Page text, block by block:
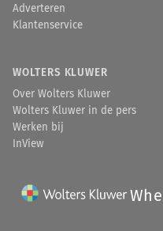
Adverteren
Klantenservice
WOLTERS KLUWER
Over Wolters Kluwer
Wolters Kluwer in de pers
Werken bij
InView